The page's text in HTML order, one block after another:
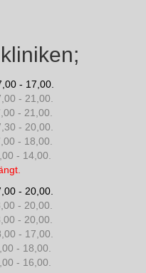
- 17,00.
- 21,00.
- 21,00.
- 20,00.
- 18,00.
- 14,00.
- 20,00.
- 20,00.
- 20,00.
- 17,00.
- 18,00.
- 16,00.